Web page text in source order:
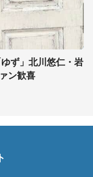
ず」北川悠仁・岩
ン歓喜